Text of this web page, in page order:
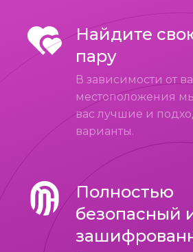
Найдите
пару
В зависимости от
местоположения
вас лучшие и
варианты.
Полностью
безопасный